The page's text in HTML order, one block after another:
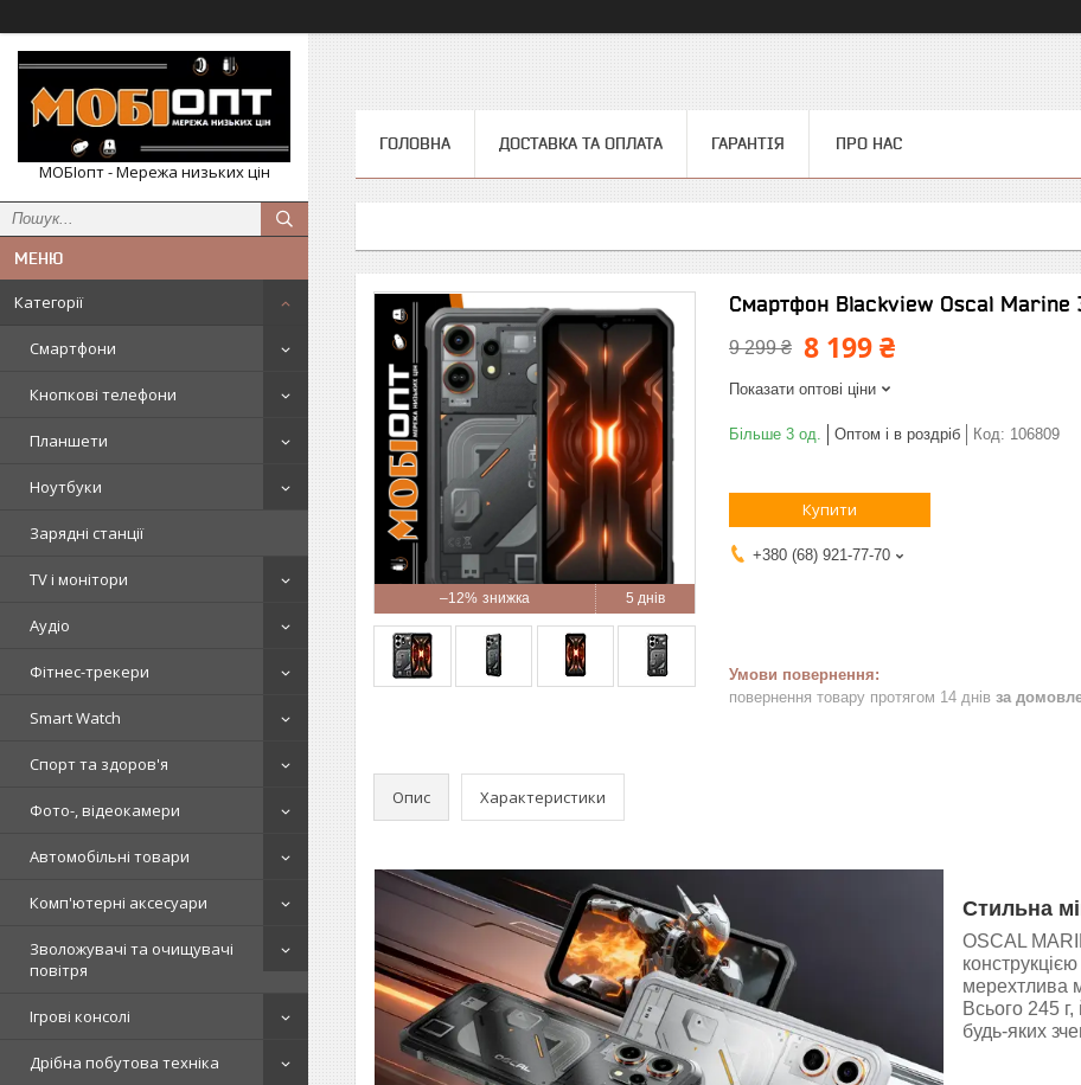
МОБІопт - Мережа низьких цін
Категорії
Смартфони
Кнопкові телефони
Планшети
Ноутбуки
Зарядні станції
TV і монітори
Аудіо
Фітнес-трекери
Smart Watch
Спорт та здоров'я
Фото-, відеокамери
Автомобільні товари
Комп'ютерні аксесуари
Зволожувачі та очищувачі
повітря
Ігрові консолі
Дрібна побутова техніка
ГОЛОВНА ДОСТАВКА ТА ОПЛАТА ГАРАНТІЯ ПРО НАС
–12% 5 днів
Смартфон Blackview Oscal
9 299 ₴ 8 199 ₴
Показати оптові ціни
Більше 3 од. Оптом і в роздріб Код: 106809
Купити
+380 (68) 921-77-70
повернення товару протягом 14 днів за
Опис Характеристики
Стильна
OSCAL
мерехтлива
Всього 245
будь-яких